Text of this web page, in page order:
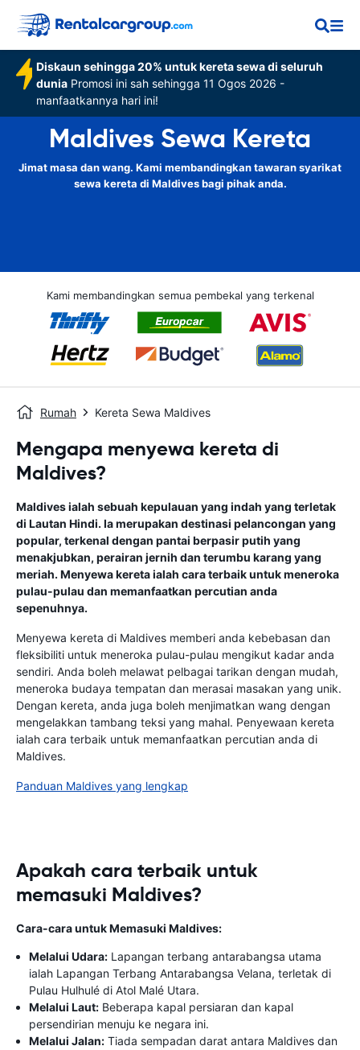
Diskaun sehingga 20% untuk kereta sewa di seluruh
dunia Promosi ini sah sehingga 11 Ogos 2026 -
manfaatkannya hari ini!
Maldives Sewa Kereta
Jimat masa dan wang. Kami membandingkan tawaran syarikat
sewa kereta di Maldives bagi pihak anda.
Kami membandingkan semua pembekal yang terkenal
Rumah Kereta Sewa Maldives
Mengapa menyewa kereta di
Maldives?
Maldives ialah sebuah kepulauan yang indah yang terletak
di Lautan Hindi. Ia merupakan destinasi pelancongan yang
popular, terkenal dengan pantai berpasir putih yang
menakjubkan, perairan jernih dan terumbu karang yang
meriah. Menyewa kereta ialah cara terbaik untuk meneroka
pulau-pulau dan memanfaatkan percutian anda
sepenuhnya.
Menyewa kereta di Maldives memberi anda kebebasan dan
fleksibiliti untuk meneroka pulau-pulau mengikut kadar anda
sendiri. Anda boleh melawat pelbagai tarikan dengan mudah,
meneroka budaya tempatan dan merasai masakan yang unik.
Dengan kereta, anda juga boleh menjimatkan wang dengan
mengelakkan tambang teksi yang mahal. Penyewaan kereta
ialah cara terbaik untuk memanfaatkan percutian anda di
Maldives.
Panduan Maldives yang lengkap
Apakah cara terbaik untuk
memasuki Maldives?
Cara-cara untuk Memasuki Maldives:
Melalui Udara: Lapangan terbang antarabangsa utama
ialah Lapangan Terbang Antarabangsa Velana, terletak di
Pulau Hulhulé di Atol Malé Utara.
Melalui Laut: Beberapa kapal persiaran dan kapal
persendirian menuju ke negara ini.
Melalui Jalan: Tiada sempadan darat antara Maldives dan